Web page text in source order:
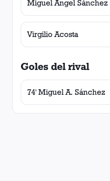
Miguel Angel Sánchez
Virgilio Acosta
Goles del rival
74' Miguel A. Sánchez